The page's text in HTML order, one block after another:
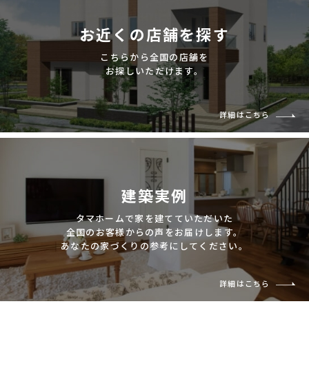
お近くの店舗を探す
こちらから全国の店舗を
お探しいただけます。
詳細はこちら
建築実例
タマホームで家を建てていただいた
全国のお客様からの声をお届けします。
あなたの家づくりの参考にしてください。
詳細はこちら